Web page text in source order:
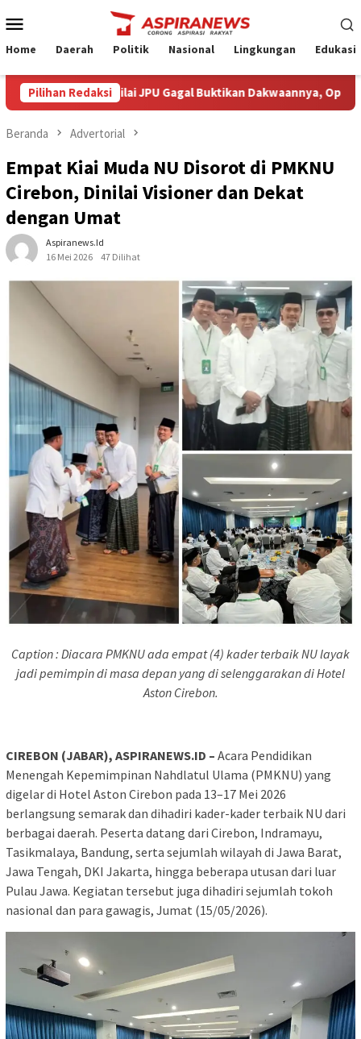
ke
Mobile
Home Daerah Politik Nasional Lingkungan Edukasi
Pilihan Redaksi
Amin Nilai JPU Gagal Buktikan Dakwaannya, Optimistis
Beranda Advertorial
Empat Kiai Muda NU Disorot di PMKNU
Cirebon, Dinilai Visioner dan Dekat
dengan Umat
Aspiranews.id
16 Mei 2026
47 Dilihat
Caption : Diacara PMKNU ada empat (4) kader terbaik NU layak
jadi pemimpin di masa depan yang di selenggarakan di Hotel
Aston Cirebon.
CIREBON (JABAR), ASPIRANEWS.ID – Acara Pendidikan
Menengah Kepemimpinan Nahdlatul Ulama (PMKNU) yang
digelar di Hotel Aston Cirebon pada 13–17 Mei 2026
berlangsung semarak dan dihadiri kader-kader terbaik NU dari
berbagai daerah. Peserta datang dari Cirebon, Indramayu,
Tasikmalaya, Bandung, serta sejumlah wilayah di Jawa Barat,
Jawa Tengah, DKI Jakarta, hingga beberapa utusan dari luar
Pulau Jawa. Kegiatan tersebut juga dihadiri sejumlah tokoh
nasional dan para gawagis, Jumat (15/05/2026).